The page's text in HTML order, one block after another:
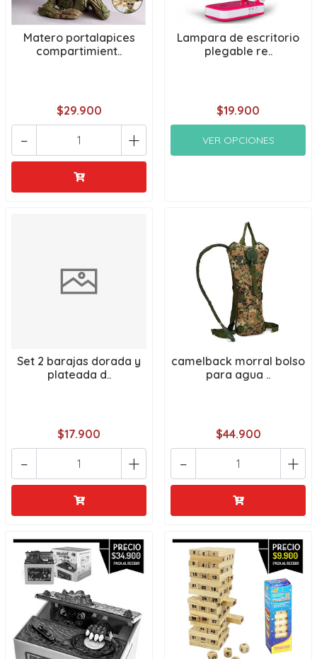
Matero portalapices
compartimient..
$29.900
+
-
Lampara de escritorio
plegable re..
$19.900
VER OPCIONES
Set 2 barajas dorada y
plateada d..
$17.900
+
-
camelback morral bolso
para agua ..
$44.900
+
-